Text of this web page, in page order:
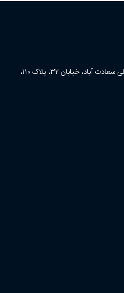
تهران، سعادت آباد، خیابان اصلی سعادت آباد، خیابان ۳۲، پلاک ۱۱۰،